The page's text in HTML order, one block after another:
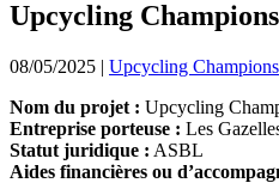
Upcycling Champions
08/05/2025 | Upcycling Champions
Nom du projet : Upcycling
Entreprise porteuse : Les
Statut juridique : ASBL
Aides financières ou